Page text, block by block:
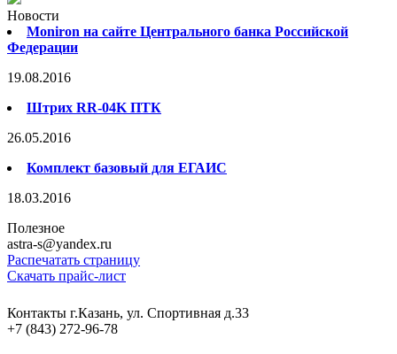
Новости
Moniron на сайте Центрального банка Российской
Федерации
19.08.2016
Штрих RR-04K ПТК
26.05.2016
Комплект базовый для ЕГАИС
18.03.2016
Полезное
astra-s@yandex.ru
Распечатать страницу
Скачать прайс-лист
Контакты г.Казань, ул. Спортивная д.33
+7 (843) 272-96-78